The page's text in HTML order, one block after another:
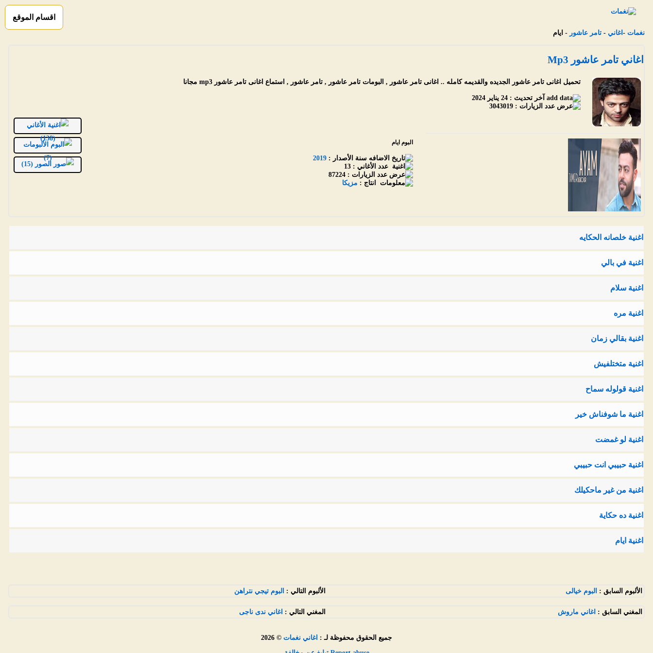
اقسام الموقع
نغمات - اغاني - تامر عاشور - ايام
اغاني تامر عاشور Mp3
تحميل اغانى تامر عاشور الجديده والقديمه كامله .. اغانى تامر عاشور , البومات تامر عاشور , تامر عاشور , استماع اغانى تامر عاشور mp3 مجانا
آخر تحديث : 24 يناير 2024
عدد الزيارات : 3043019
البوم ايام
سنة الأصدار : 2019
عدد الأغاني : 13
عدد الزيارات : 87224
انتاج : مزيكا
الأغاني
(138)
الألبومات
(7)
الصور (15)
اغنية خلصانه الحكايه
اغنية في بالي
اغنية سلام
اغنية مره
اغنية بقالي زمان
اغنية متختلفيش
اغنية قولوله سماح
اغنية ما شوفناش خير
اغنية لو غمضت
اغنية حبيبي انت حبيبي
اغنية من غير ماحكيلك
اغنية ده حكاية
اغنية ايام
الألبوم السابق : البوم خيالى الألبوم التالي : البوم تيجي نتراهن
المغني السابق : اغاني ماروش المغني التالي : اغاني ندى ناجى
جميع الحقوق محفوظة لـ : اغاني نغمات © 2026